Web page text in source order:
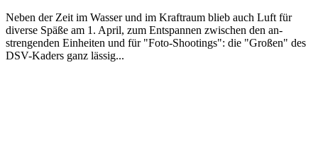
Neben der Zeit im Wasser und im Kraft­raum blieb auch Luft für
diverse Späße am 1. April, zum Ent­spannen zwischen den an­
strengenden Ein­heiten und für "Foto-Shootings": die "Großen" des
DSV-Kaders ganz lässig...